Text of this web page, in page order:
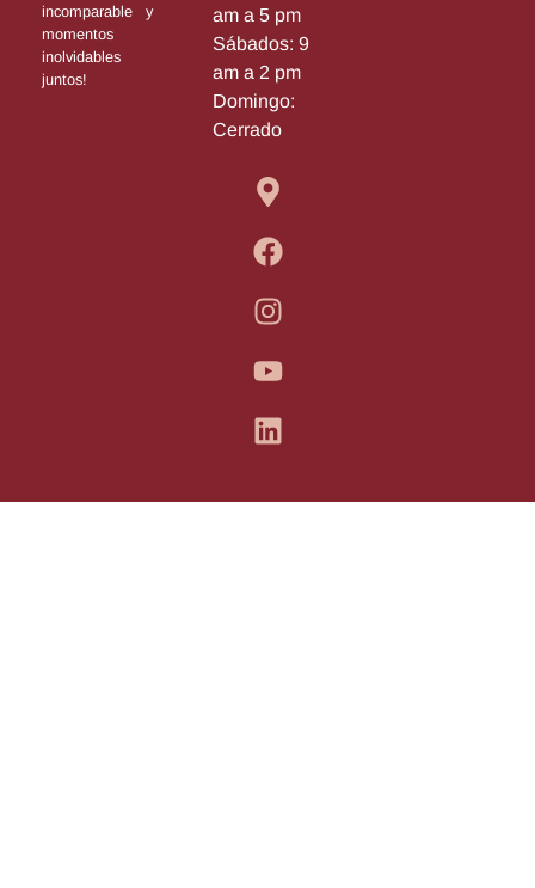
incomparable y
momentos
inolvidables
juntos!
am a 5 pm
Sábados: 9
am a 2 pm
Domingo:
Cerrado